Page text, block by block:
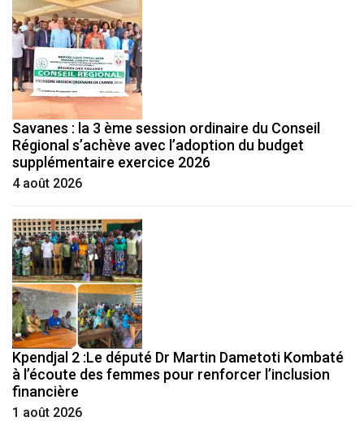
Savanes : la 3 ème session ordinaire du Conseil
Régional s’achève avec l’adoption du budget
supplémentaire exercice 2026
4 août 2026
Kpendjal 2 :Le député Dr Martin Dametoti Kombaté
à l’écoute des femmes pour renforcer l’inclusion
financière
1 août 2026